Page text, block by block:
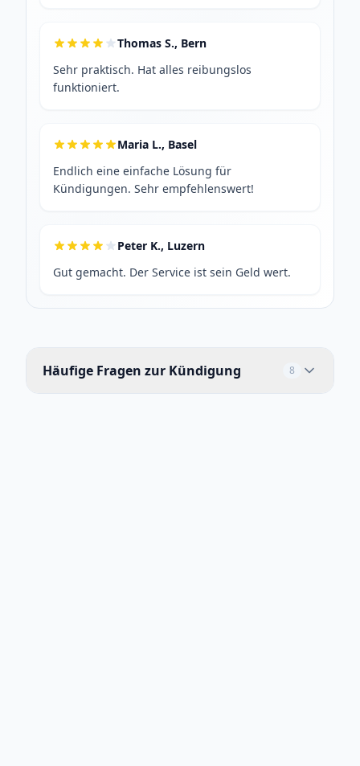
Thomas S., Bern
Sehr praktisch. Hat alles reibungslos
funktioniert.
Maria L., Basel
Endlich eine einfache Lösung für
Kündigungen. Sehr empfehlenswert!
Peter K., Luzern
Gut gemacht. Der Service ist sein Geld wert.
Häufige Fragen zur Kündigung 8